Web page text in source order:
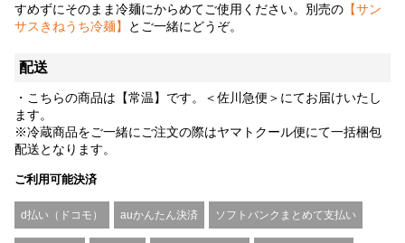
すめずにそのまま冷麺にからめてご使用ください。別売の 【サン
サスきねうち冷麺】
とご一緒にどうぞ。
配送
・こちらの商品は【常温】です。＜佐川急便＞にてお届けいたし
ます。
※冷蔵商品をご一緒にご注文の際はヤマトクール便にて一括梱包
配送となります。
ご利用可能決済
d払い（ドコモ） auかんたん決済 ソフトバンクまとめて支払い